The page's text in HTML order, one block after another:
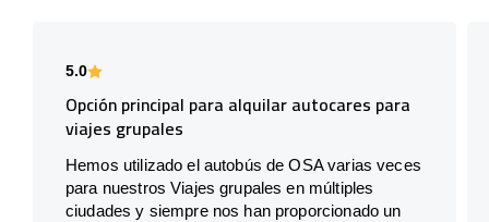
5.0
Opción principal para alquilar autocares para
viajes grupales
Hemos utilizado el autobús de OSA varias veces
para nuestros Viajes grupales en múltiples
ciudades y siempre nos han proporcionado un